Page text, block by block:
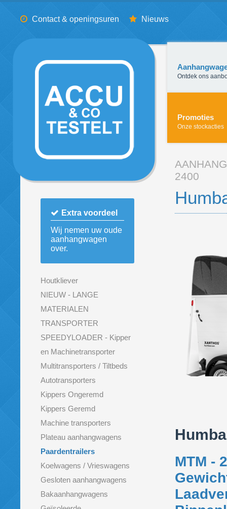
Contact & openingsuren Nieuws
Extra voordeel
Wij nemen uw oude
aanhangwagen
over.
Houtkliever
NIEUW - LANGE
MATERIALEN
TRANSPORTER
SPEEDYLOADER - Kipper
en Machinetransporter
Multitransporters / Tiltbeds
Autotransporters
Kippers Ongeremd
Kippers Geremd
Machine transporters
Plateau aanhangwagens
Paardentrailers
Koelwagens / Vrieswagens
Gesloten aanhangwagens
Bakaanhangwagens
Ontdek ons
Promoties
Onze stockacties
2400
MTM -